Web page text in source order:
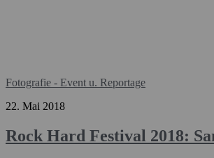
Fotografie - Event u. Reportage
22. Mai 2018
Rock Hard Festival 2018: